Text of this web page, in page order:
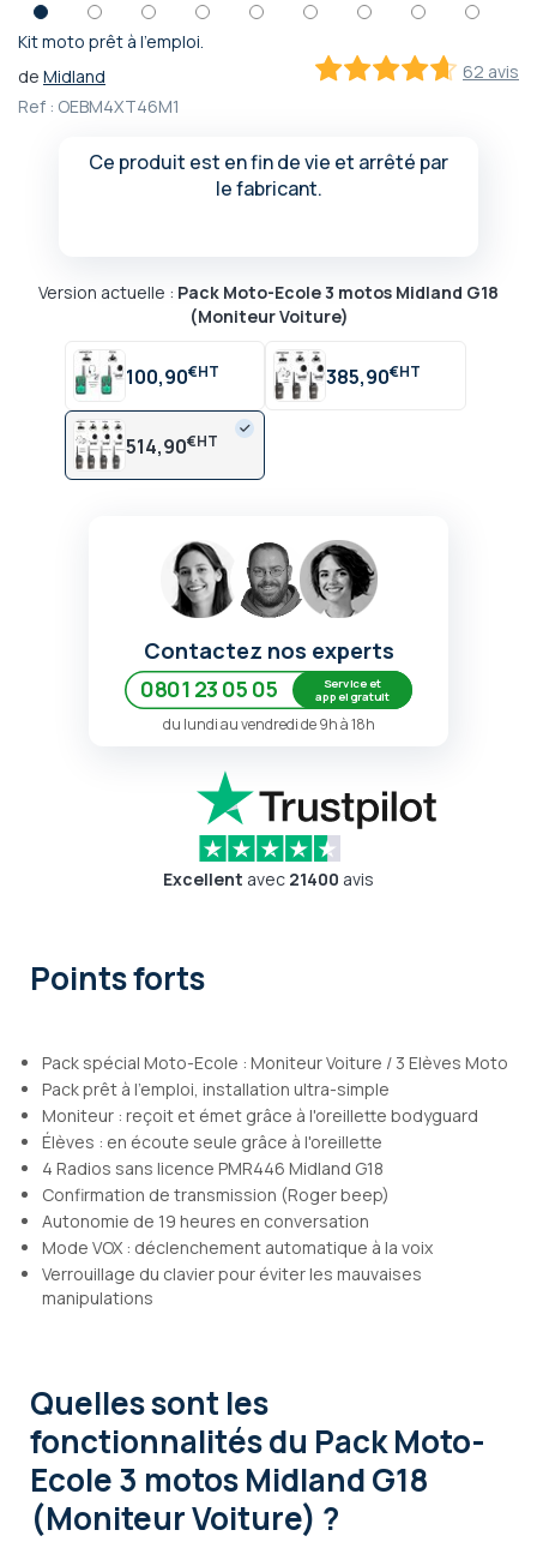
Kit moto prêt à l'emploi.
62 avis
de Midland
Ref : OEBM4XT46M1
Ce produit est en fin de vie et arrêté par
le fabricant.
Version actuelle : Pack Moto-Ecole 3 motos Midland G18
(Moniteur Voiture)
100,90€ 385,90€
514,90€
Passer
au
début
Contactez nos experts
0801 23 05 05
Service et
appel gratuit
du lundi au vendredi de 9h à 18h
Excellent avec 21400 avis
Points forts
Pack spécial Moto-Ecole : Moniteur Voiture / 3 Elèves Moto
Pack prêt à l'emploi, installation ultra-simple
Moniteur : reçoit et émet grâce à l'oreillette bodyguard
Élèves : en écoute seule grâce à l'oreillette
4 Radios sans licence PMR446 Midland G18
Confirmation de transmission (Roger beep)
Autonomie de 19 heures en conversation
Mode VOX : déclenchement automatique à la voix
Verrouillage du clavier pour éviter les mauvaises
manipulations
Quelles sont les
fonctionnalitésdu Pack Moto-
Ecole 3 motos Midland G18
(Moniteur Voiture) ?